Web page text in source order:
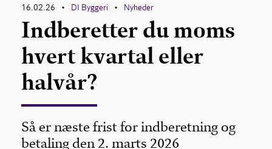
16.02.26 • DI Byggeri • Nyheder
Indberetter du moms
hvert kvartal eller
halvår?
Så er næste frist for indberetning og
betaling den 2. marts 2026